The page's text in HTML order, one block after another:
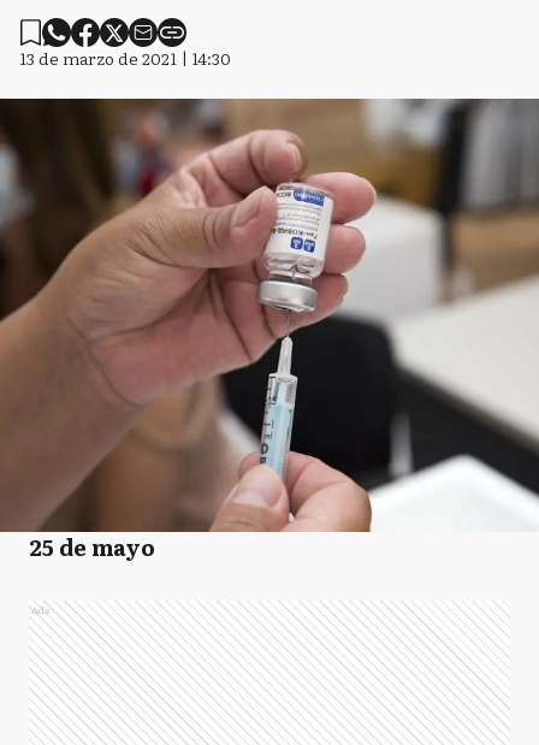
13 de marzo de 2021 | 14:30
25 de mayo
Ads